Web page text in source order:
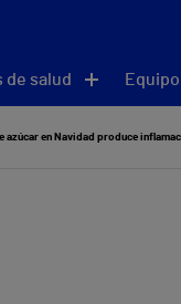
de salud
azúcar en Navidad produce